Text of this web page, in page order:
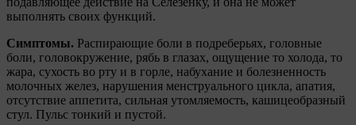
выполнять своих функций.
Симптомы. Распирающие боли в подреберьях, головные
боли, головокружение, рябь в глазах, ощущение то холода, то
жара, сухость во рту и в горле, набухание и болезненность
молочных желез, нарушения менструального цикла, апатия,
отсутствие аппетита, сильная утомляемость, кашицеобразный
стул. Пульс тонкий и пустой.